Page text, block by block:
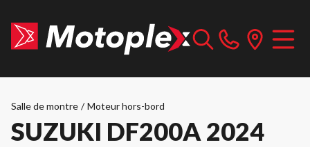
Salle de montre / Moteur hors-bord
SUZUKI DF200A 2024